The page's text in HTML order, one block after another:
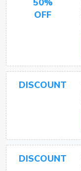
50%
OFF
DISCOUNT
DISCOUNT